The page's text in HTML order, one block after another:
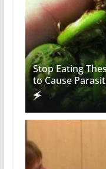
Stop Eating
to Cause